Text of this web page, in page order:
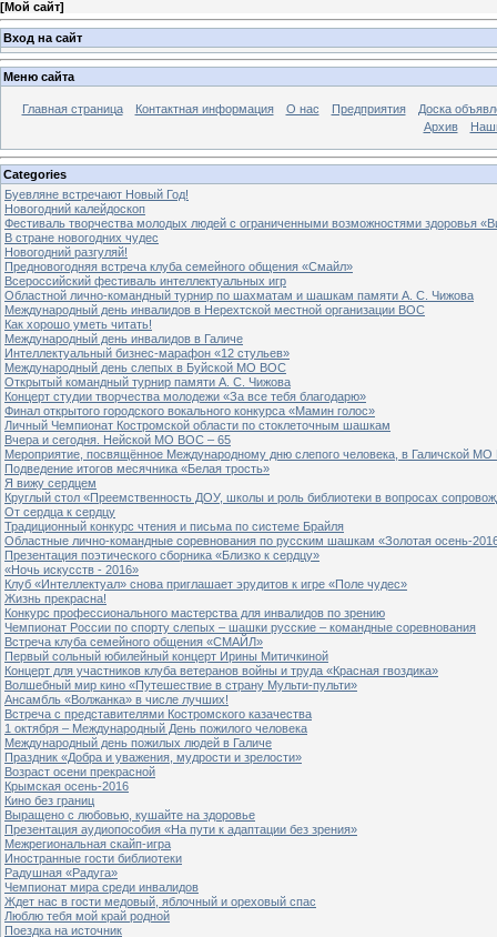
[Мой сайт]
Вход на сайт
Меню сайта
Главная страница Контактная информация О нас Предприятия
Доска
Архив
Categories
Буевляне встречают Новый Год!
Новогодний калейдоскоп
Фестиваль творчества молодых людей с ограниченными возможностями здоровья
В стране новогодних чудес
Новогодний разгуляй!
Предновогодняя встреча клуба семейного общения «Смайл»
Всероссийский фестиваль интеллектуальных игр
Областной лично-командный турнир по шахматам и шашкам памяти А. С. Чижова
Международный день инвалидов в Нерехтской местной организации ВОС
Как хорошо уметь читать!
Международный день инвалидов в Галиче
Интеллектуальный бизнес-марафон «12 стульев»
Международный день слепых в Буйской МО ВОС
Открытый командный турнир памяти А. С. Чижова
Концерт студии творчества молодежи «За все тебя благодарю»
Финал открытого городского вокального конкурса «Мамин голос»
Личный Чемпионат Костромской области по стоклеточным шашкам
Вчера и сегодня. Нейской МО ВОС – 65
Мероприятие, посвящённое Международному дню слепого человека, в Галичской
Подведение итогов месячника «Белая трость»
Я вижу сердцем
Круглый стол «Преемственность ДОУ, школы и роль библиотеки в вопросах
От сердца к сердцу
Традиционный конкурс чтения и письма по системе Брайля
Областные лично-командные соревнования по русским шашкам «Золотая осень-
Презентация поэтического сборника «Близко к сердцу»
«Ночь искусств - 2016»
Клуб «Интеллектуал» снова приглашает эрудитов к игре «Поле чудес»
Жизнь прекрасна!
Конкурс профессионального мастерства для инвалидов по зрению
Чемпионат России по спорту слепых – шашки русские – командные соревнования
Встреча клуба семейного общения «СМАЙЛ»
Первый сольный юбилейный концерт Ирины Митичкиной
Концерт для участников клуба ветеранов войны и труда «Красная гвоздика»
Волшебный мир кино «Путешествие в страну Мульти-пульти»
Ансамбль «Волжанка» в числе лучших!
Встреча с представителями Костромского казачества
1 октября – Международный День пожилого человека
Международный день пожилых людей в Галиче
Праздник «Добра и уважения, мудрости и зрелости»
Возраст осени прекрасной
Крымская осень-2016
Кино без границ
Выращено с любовью, кушайте на здоровье
Презентация аудиопособия «На пути к адаптации без зрения»
Межрегиональная скайп-игра
Иностранные гости библиотеки
Радушная «Радуга»
Чемпионат мира среди инвалидов
Ждет нас в гости медовый, яблочный и ореховый спас
Люблю тебя мой край родной
Поездка на источник